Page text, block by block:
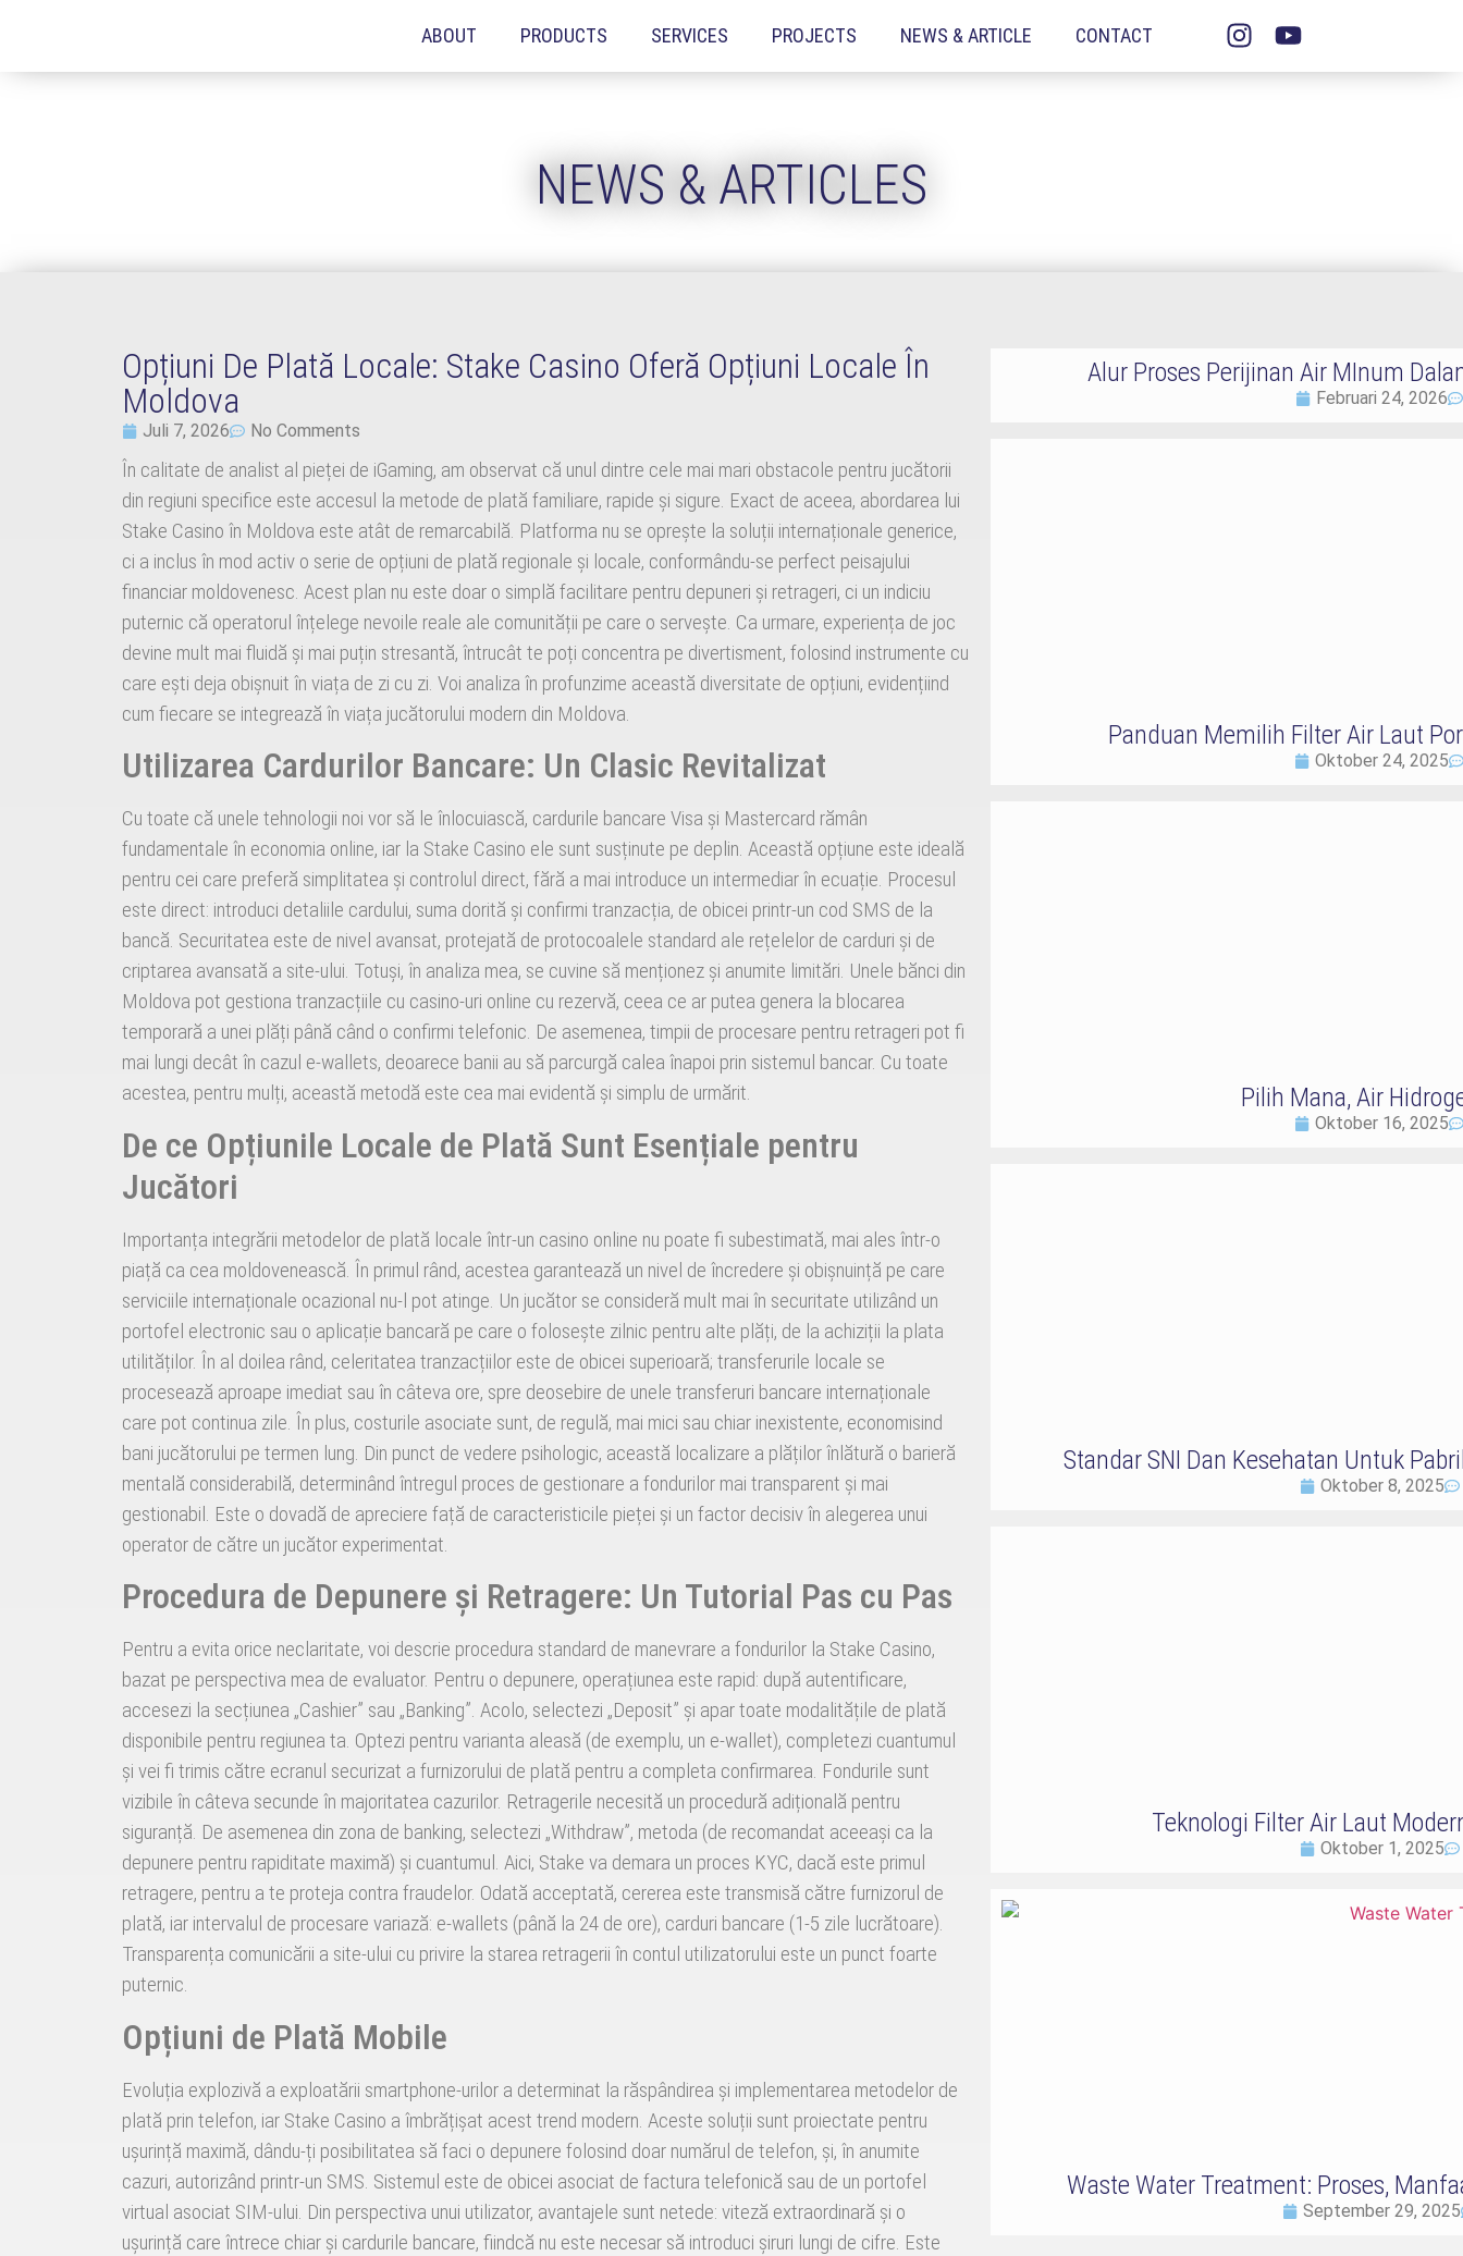
ABOUT PRODUCTS SERVICES PROJECTS NEWS & ARTICLE CONTACT
NEWS & ARTICLES
Opțiuni De Plată Locale: Stake Casino Oferă Opțiuni Locale În
Moldova
Juli 7, 2026 No Comments
În calitate de analist al pieței de iGaming, am observat că unul dintre cele mai mari obstacole pentru jucătorii
din regiuni specifice este accesul la metode de plată familiare, rapide și sigure. Exact de aceea, abordarea lui
Stake Casino în Moldova este atât de remarcabilă. Platforma nu se oprește la soluții internaționale generice,
ci a inclus în mod activ o serie de opțiuni de plată regionale și locale, conformându-se perfect peisajului
financiar moldovenesc. Acest plan nu este doar o simplă facilitare pentru depuneri și retrageri, ci un indiciu
puternic că operatorul înțelege nevoile reale ale comunității pe care o servește. Ca urmare, experiența de joc
devine mult mai fluidă și mai puțin stresantă, întrucât te poți concentra pe divertisment, folosind instrumente cu
care ești deja obișnuit în viața de zi cu zi. Voi analiza în profunzime această diversitate de opțiuni, evidențiind
cum fiecare se integrează în viața jucătorului modern din Moldova.
Utilizarea Cardurilor Bancare: Un Clasic Revitalizat
Cu toate că unele tehnologii noi vor să le înlocuiască, cardurile bancare Visa și Mastercard rămân
fundamentale în economia online, iar la Stake Casino ele sunt susținute pe deplin. Această opțiune este ideală
pentru cei care preferă simplitatea și controlul direct, fără a mai introduce un intermediar în ecuație. Procesul
este direct: introduci detaliile cardului, suma dorită și confirmi tranzacția, de obicei printr-un cod SMS de la
bancă. Securitatea este de nivel avansat, protejată de protocoalele standard ale rețelelor de carduri și de
criptarea avansată a site-ului. Totuși, în analiza mea, se cuvine să menționez și anumite limitări. Unele bănci din
Moldova pot gestiona tranzacțiile cu casino-uri online cu rezervă, ceea ce ar putea genera la blocarea
temporară a unei plăți până când o confirmi telefonic. De asemenea, timpii de procesare pentru retrageri pot fi
mai lungi decât în cazul e-wallets, deoarece banii au să parcurgă calea înapoi prin sistemul bancar. Cu toate
acestea, pentru mulți, această metodă este cea mai evidentă și simplu de urmărit.
De ce Opțiunile Locale de Plată Sunt Esențiale pentru
Jucători
Importanța integrării metodelor de plată locale într-un casino online nu poate fi subestimată, mai ales într-o
piață ca cea moldovenească. În primul rând, acestea garantează un nivel de încredere și obișnuință pe care
serviciile internaționale ocazional nu-l pot atinge. Un jucător se consideră mult mai în securitate utilizând un
portofel electronic sau o aplicație bancară pe care o folosește zilnic pentru alte plăți, de la achiziții la plata
utilităților. În al doilea rând, celeritatea tranzacțiilor este de obicei superioară; transferurile locale se
procesează aproape imediat sau în câteva ore, spre deosebire de unele transferuri bancare internaționale
care pot continua zile. În plus, costurile asociate sunt, de regulă, mai mici sau chiar inexistente, economisind
bani jucătorului pe termen lung. Din punct de vedere psihologic, această localizare a plăților înlătură o barieră
mentală considerabilă, determinând întregul proces de gestionare a fondurilor mai transparent și mai
gestionabil. Este o dovadă de apreciere față de caracteristicile pieței și un factor decisiv în alegerea unui
operator de către un jucător experimentat.
Procedura de Depunere și Retragere: Un Tutorial Pas cu Pas
Pentru a evita orice neclaritate, voi descrie procedura standard de manevrare a fondurilor la Stake Casino,
bazat pe perspectiva mea de evaluator. Pentru o depunere, operațiunea este rapid: după autentificare,
accesezi la secțiunea „Cashier” sau „Banking”. Acolo, selectezi „Deposit” și apar toate modalitățile de plată
disponibile pentru regiunea ta. Optezi pentru varianta aleasă (de exemplu, un e-wallet), completezi cuantumul
și vei fi trimis către ecranul securizat a furnizorului de plată pentru a completa confirmarea. Fondurile sunt
vizibile în câteva secunde în majoritatea cazurilor. Retragerile necesită un procedură adițională pentru
siguranță. De asemenea din zona de banking, selectezi „Withdraw”, metoda (de recomandat aceeași ca la
depunere pentru rapiditate maximă) și cuantumul. Aici, Stake va demara un proces KYC, dacă este primul
retragere, pentru a te proteja contra fraudelor. Odată acceptată, cererea este transmisă către furnizorul de
plată, iar intervalul de procesare variază: e-wallets (până la 24 de ore), carduri bancare (1-5 zile lucrătoare).
Transparența comunicării a site-ului cu privire la starea retragerii în contul utilizatorului este un punct foarte
puternic.
Opțiuni de Plată Mobile
Evoluția explozivă a exploatării smartphone-urilor a determinat la răspândirea și implementarea metodelor de
plată prin telefon, iar Stake Casino a îmbrățișat acest trend modern. Aceste soluții sunt proiectate pentru
ușurință maximă, dându-ți posibilitatea să faci o depunere folosind doar numărul de telefon, și, în anumite
cazuri, autorizând printr-un SMS. Sistemul este de obicei asociat de factura telefonică sau de un portofel
virtual asociat SIM-ului. Din perspectiva unui utilizator, avantajele sunt netede: viteză extraordinară și o
ușurință care întrece chiar și cardurile bancare, fiindcă nu este necesar să introduci șiruri lungi de cifre. Este
Alur Proses Perijinan Air MInum
Februari 24, 2026
Panduan Memilih Filter Air Laut
Oktober 24, 2025
Pilih Mana, Air
Oktober 16, 2025
Standar SNI Dan Kesehatan Untuk
Oktober 8, 2025
Teknologi Filter Air Laut
Oktober 1, 2025
Waste Water Treatment: Proses,
September 29, 2025